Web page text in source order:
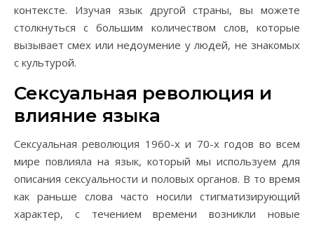
контексте. Изучая язык другой страны, вы можете
столкнуться с большим количеством слов, которые
вызывает смех или недоумение у людей, не знакомых
с культурой.
Сексуальная революция и
влияние языка
Сексуальная революция 1960-х и 70-х годов во всем
мире повлияла на язык, который мы используем для
описания сексуальности и половых органов. В то время
как раньше слова часто носили стигматизирующий
характер, с течением времени возникли новые